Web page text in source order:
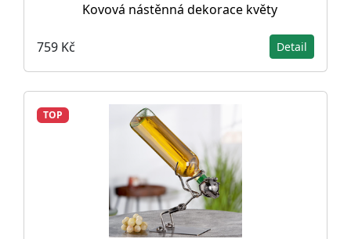
Kovová nástěnná dekorace květy
759 Kč Detail
TOP